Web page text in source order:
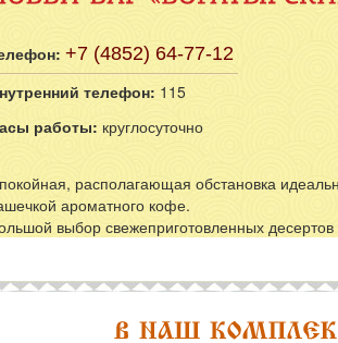
+7 (4852) 64-77-12
телефон: 115
работы: круглосуточно
располагающая обстановка
ароматного кофе.
выбор свежеприготовленных